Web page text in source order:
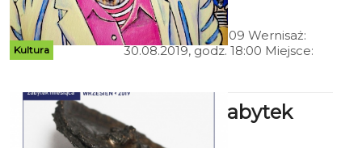
Kultura
godz. 20:21
Termin: 30.08-29.09 Wernisaż:
30.08.2019, godz. 18:00 Miejsce:
Muzeum Zabytek
Miesiąca